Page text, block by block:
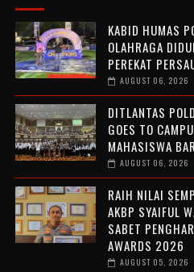
KABID HUMAS
OLAHRAGA
PEREKAT
AUGUST 06, 2026
DITLANTAS
GOES TO
MAHASISWA
AUGUST 06, 2026
RAIH NILAI
AKBP SYAIFUL
SABET
AWARDS 2026
AUGUST 05, 2026